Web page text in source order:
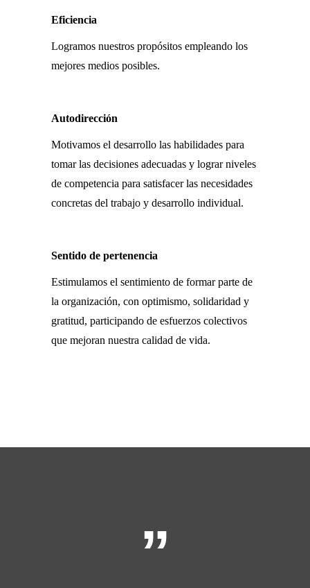
Eficiencia
Logramos nuestros propósitos empleando los
mejores medios posibles.
Autodirección
Motivamos el desarrollo las habilidades para
tomar las decisiones adecuadas y lograr niveles
de competencia para satisfacer las necesidades
concretas del trabajo y desarrollo individual.
Sentido de pertenencia
Estimulamos el sentimiento de formar parte de
la organización, con optimismo, solidaridad y
gratitud, participando de esfuerzos colectivos
que mejoran nuestra calidad de vida.
”